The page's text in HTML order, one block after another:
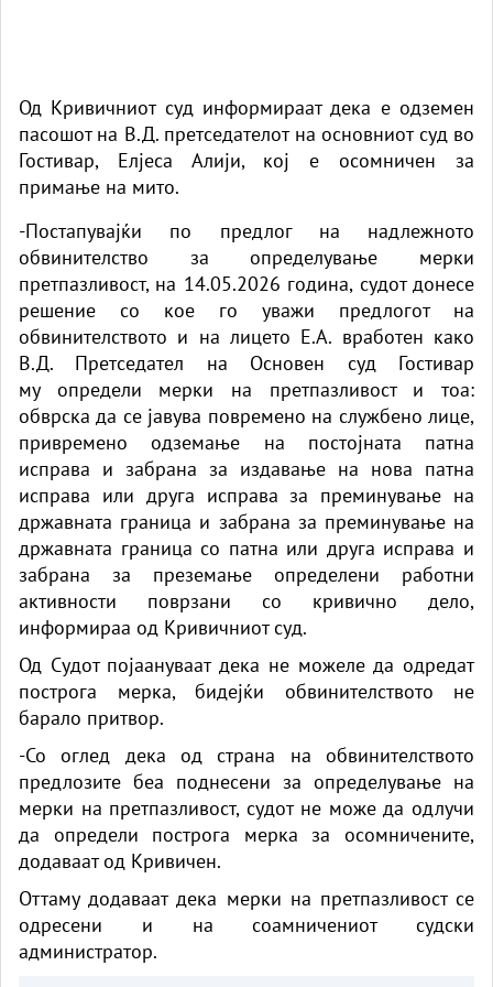
Од Кривичниот суд информираат дека е одземен
пасошот на В.Д. претседателот на основниот суд во
Гостивар, Елјеса Алији, кој е осомничен за
примање на мито.
-Постапувајќи по предлог на надлежното
обвинителство за определување мерки
претпазливост, на 14.05.2026 година, судот донесе
решение со кое го уважи предлогот на
обвинителството и на лицето Е.А. вработен како
В.Д. Претседател на Основен суд Гостивар
му определи мерки на претпазливост и тоа:
обврска да се јавува повремено на службено лице,
привремено одземање на постојната патна
исправа и забрана за издавање на нова патна
исправа или друга исправа за преминување на
државната граница и забрана за преминување на
државната граница со патна или друга исправа и
забрана за преземање определени работни
активности поврзани со кривично дело,
информираа од Кривичниот суд.
Од Судот појаануваат дека не можеле да одредат
построга мерка, бидејќи обвинителството не
барало притвор.
-Со оглед дека од страна на обвинителството
предлозите беа поднесени за определување на
мерки на претпазливост, судот не може да одлучи
да определи построга мерка за осомничените,
додаваат од Кривичен.
Оттаму додаваат дека мерки на претпазливост се
одресени и на соамничениот судски
администратор.